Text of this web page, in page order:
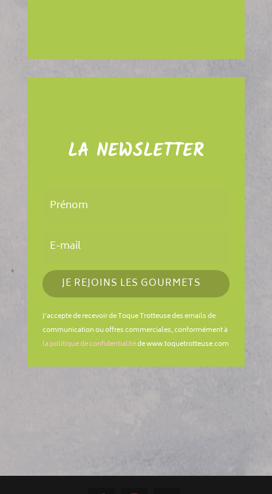
LA NEWSLETTER
JE REJOINS LES GOURMETS
J'accepte de recevoir de Toque Trotteuse des emails de
communication ou offres commerciales, conformément à
la politique de confidentialitéde www.toquetrotteuse.com